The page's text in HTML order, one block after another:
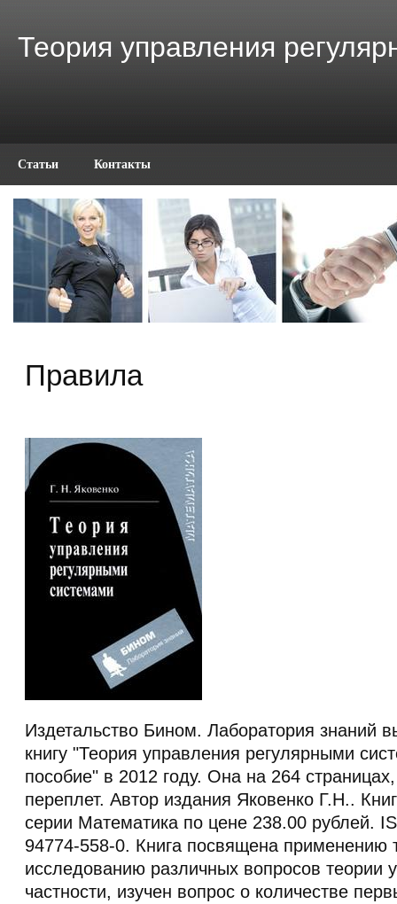
Теория управления
Статьи Контакты
Правила
Издетальство Бином. Лаборатория знаний
книгу "Теория управления регулярными
пособие" в 2012 году. Она на 264
переплет. Автор издания Яковенко Г.Н..
серии Математика по цене 238.00 рублей.
94774-558-0. Книга посвящена применению
исследованию различных вопросов теории
частности, изучен вопрос о количестве